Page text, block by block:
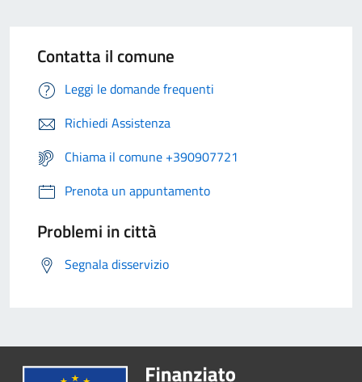
Contatta il comune
Leggi le domande frequenti
Richiedi Assistenza
Chiama il comune +390907721
Prenota un appuntamento
Problemi in città
Segnala disservizio